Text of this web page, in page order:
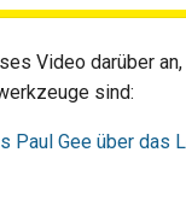
Video darüber
sind:
Paul Gee über das